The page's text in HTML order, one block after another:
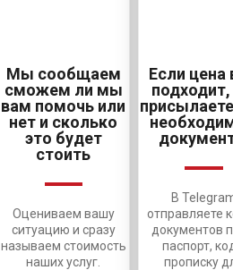
Мы сообщаем
сможем ли мы
вам помочь или
нет и сколько
это будет
стоить
Оцениваем вашу
ситуацию и сразу
называем стоимость
наших услуг.
Если цена
В
отправляете
документов
паспорт,
прописку